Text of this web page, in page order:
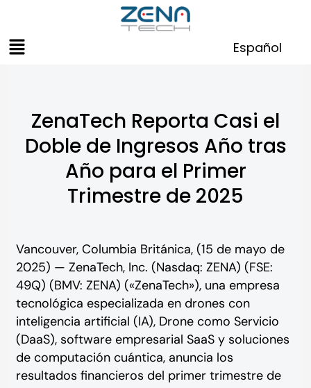
content
Menu Español
ZenaTech Reporta Casi el
Doble de Ingresos Año tras
Año para el Primer
Trimestre de 2025
Vancouver, Columbia Británica, (15 de mayo de
2025) — ZenaTech, Inc. (Nasdaq: ZENA) (FSE:
49Q) (BMV: ZENA) («ZenaTech»), una empresa
tecnológica especializada en drones con
inteligencia artificial (IA), Drone como Servicio
(DaaS), software empresarial SaaS y soluciones
de computación cuántica, anuncia los
resultados financieros del primer trimestre de